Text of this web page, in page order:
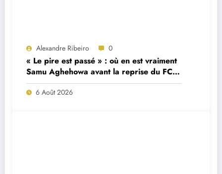
Alexandre Ribeiro 0
« Le pire est passé » : où en est vraiment
Samu Aghehowa avant la reprise du FC
Porto ?
6 Août 2026